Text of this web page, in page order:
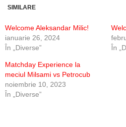
SIMILARE
Welcome Aleksandar Milic!
ianuarie 26, 2024
În „Diverse”
În
Matchday Experience la
meciul Milsami vs Petrocub
noiembrie 10, 2023
În „Diverse”